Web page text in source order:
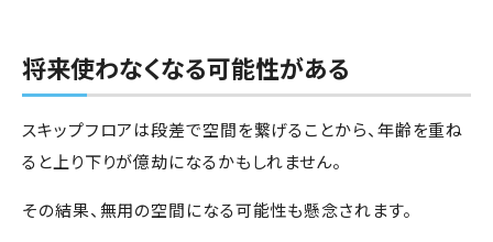
将来使わなくなる可能性がある
スキップフロアは段差で空間を繋げることから、年齢を重ね
ると上り下りが億劫になるかもしれません。
その結果、無用の空間になる可能性も懸念されます。